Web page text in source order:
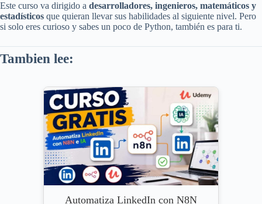
Este curso va dirigido a desarrolladores, ingenieros, matemáticos y
estadísticos que quieran llevar sus habilidades al siguiente nivel. Pero
si solo eres curioso y sabes un poco de Python, también es para ti.
Tambien lee:
Automatiza LinkedIn con N8N